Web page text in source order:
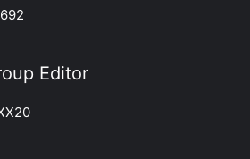
Editor